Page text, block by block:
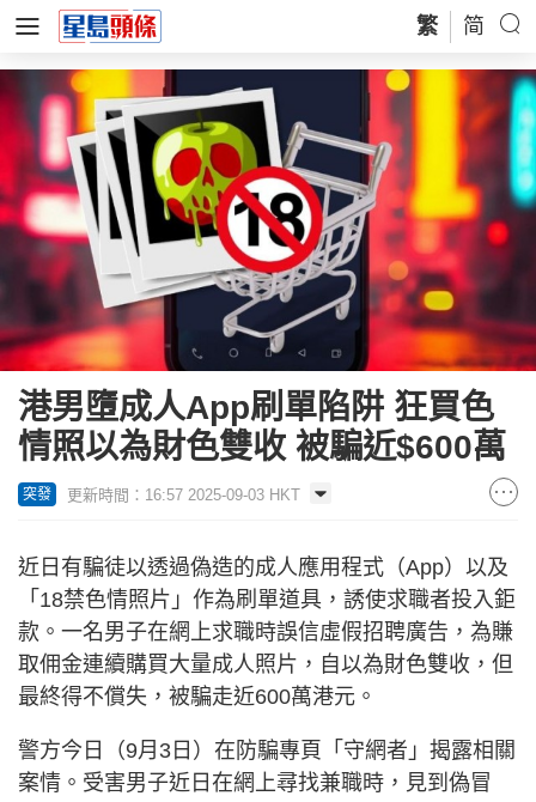
繁 简
港男墮成人App刷單陷阱 狂買色
情照以為財色雙收 被騙近$600萬
突發 更新時間：16:57 2025-09-03 HKT
近日有騙徒以透過偽造的成人應用程式（App）以及
「18禁色情照片」作為刷單道具，誘使求職者投入鉅
款。一名男子在網上求職時誤信虛假招聘廣告，為賺
取佣金連續購買大量成人照片，自以為財色雙收，但
最終得不償失，被騙走近600萬港元。
警方今日（9月3日）在防騙專頁「守網者」揭露相關
案情。受害男子近日在網上尋找兼職時，見到偽冒